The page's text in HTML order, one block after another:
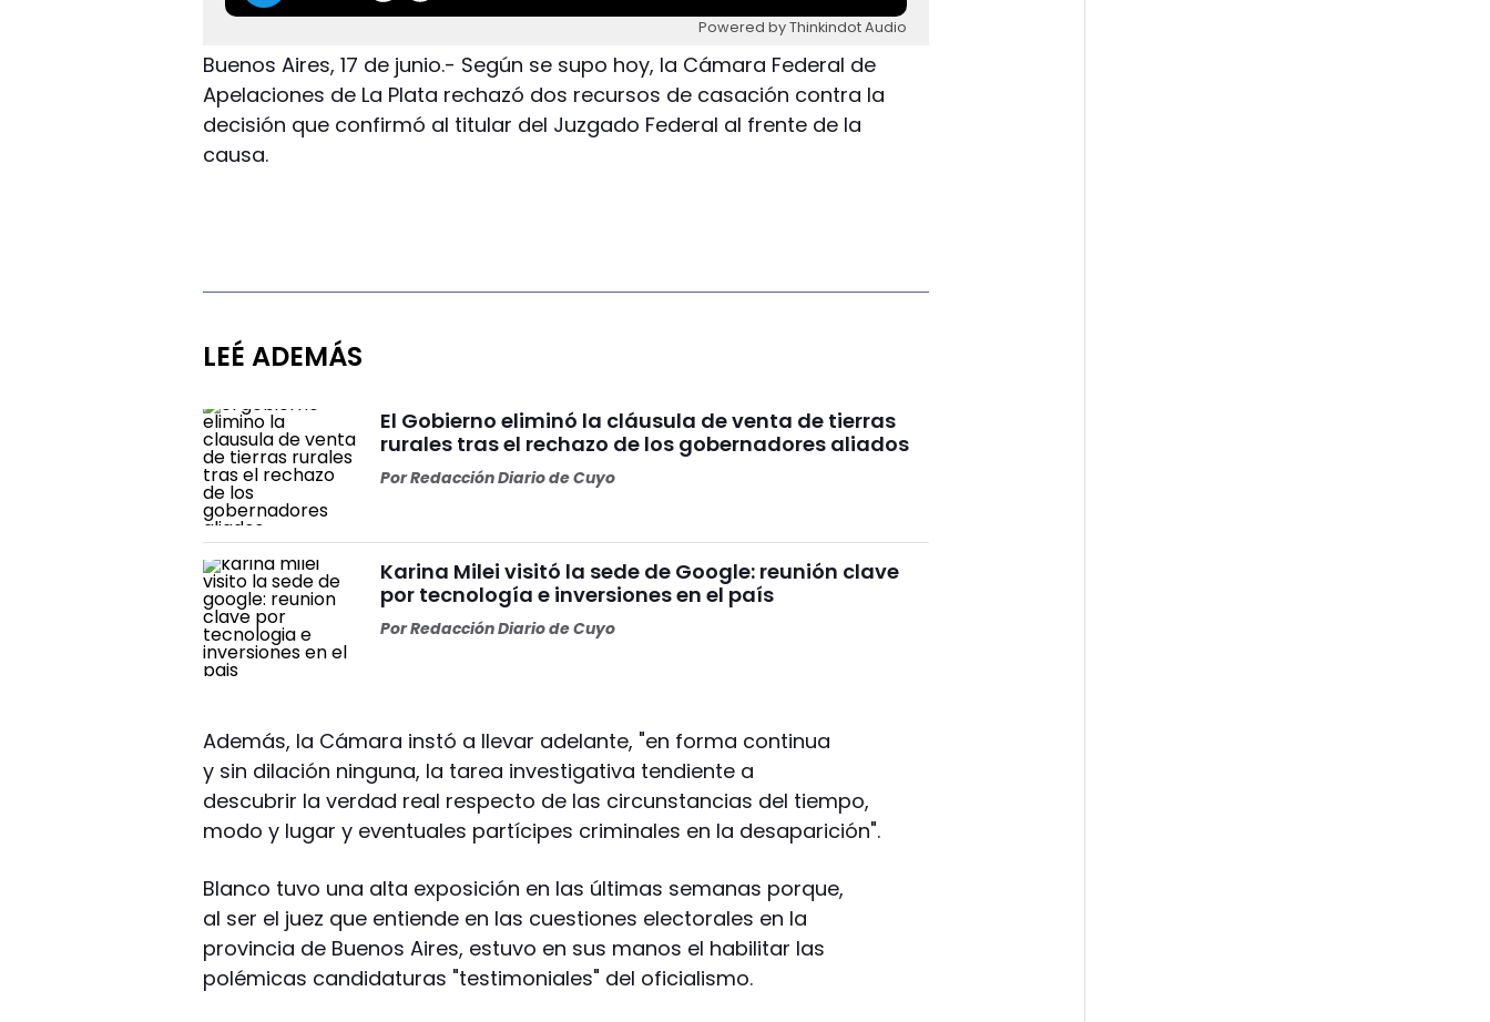
Powered by Thinkindot Audio
Buenos Aires, 17 de junio.- Según se supo hoy, la Cámara Federal de
Apelaciones de La Plata rechazó dos recursos de casación contra la
decisión que confirmó al titular del Juzgado Federal al frente de la
causa.
LEÉ ADEMÁS
El Gobierno eliminó la cláusula de venta de tierras
rurales tras el rechazo de los gobernadores aliados
PorRedacción Diario de Cuyo
Karina Milei visitó la sede de Google: reunión clave
por tecnología e inversiones en el país
PorRedacción Diario de Cuyo
Además, la Cámara instó a llevar adelante, "en forma continua
y sin dilación ninguna, la tarea investigativa tendiente a
descubrir la verdad real respecto de las circunstancias del tiempo,
modo y lugar y eventuales partícipes criminales en la desaparición".
Blanco tuvo una alta exposición en las últimas semanas porque,
al ser el juez que entiende en las cuestiones electorales en la
provincia de Buenos Aires, estuvo en sus manos el habilitar las
polémicas candidaturas "testimoniales" del oficialismo.